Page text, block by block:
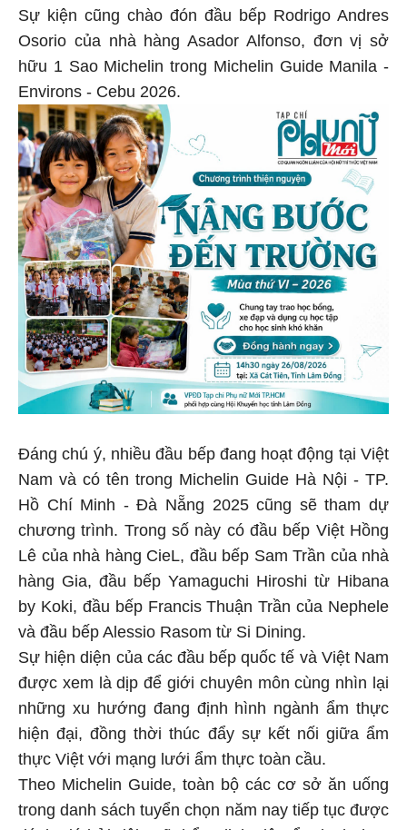
Sự kiện cũng chào đón đầu bếp Rodrigo Andres
Osorio của nhà hàng Asador Alfonso, đơn vị sở
hữu 1 Sao Michelin trong Michelin Guide Manila -
Environs - Cebu 2026.
Đáng chú ý, nhiều đầu bếp đang hoạt động tại Việt
Nam và có tên trong Michelin Guide Hà Nội - TP.
Hồ Chí Minh - Đà Nẵng 2025 cũng sẽ tham dự
chương trình. Trong số này có đầu bếp Việt Hồng
Lê của nhà hàng CieL, đầu bếp Sam Trần của nhà
hàng Gia, đầu bếp Yamaguchi Hiroshi từ Hibana
by Koki, đầu bếp Francis Thuận Trần của Nephele
và đầu bếp Alessio Rasom từ Si Dining.
Sự hiện diện của các đầu bếp quốc tế và Việt Nam
được xem là dịp để giới chuyên môn cùng nhìn lại
những xu hướng đang định hình ngành ẩm thực
hiện đại, đồng thời thúc đẩy sự kết nối giữa ẩm
thực Việt với mạng lưới ẩm thực toàn cầu.
Theo Michelin Guide, toàn bộ các cơ sở ăn uống
trong danh sách tuyển chọn năm nay tiếp tục được